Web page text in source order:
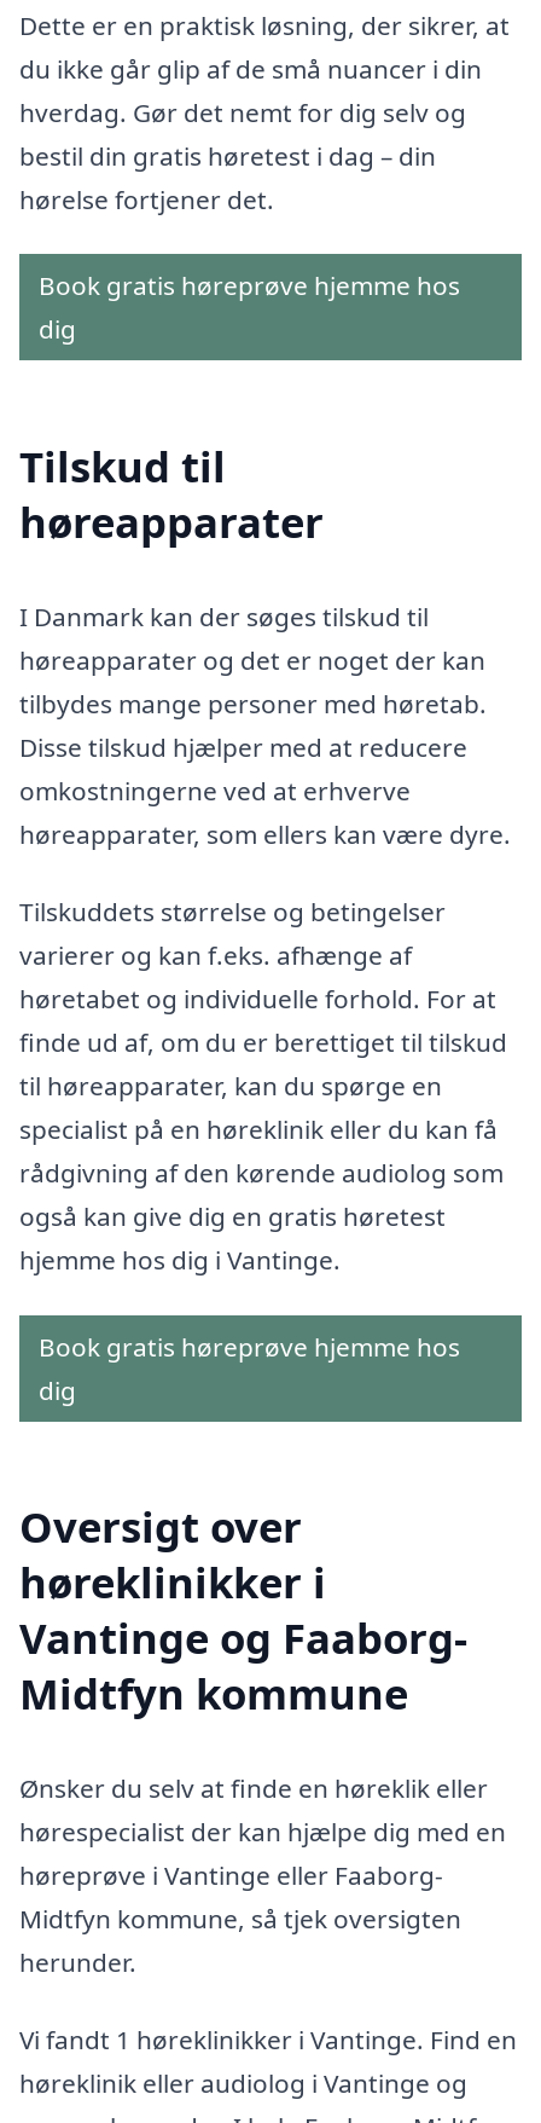
Dette er en praktisk løsning, der sikrer, at
du ikke går glip af de små nuancer i din
hverdag. Gør det nemt for dig selv og
bestil din gratis høretest i dag – din
hørelse fortjener det.
Book gratis høreprøve hjemme hos
dig
Tilskud til
høreapparater
I Danmark kan der søges tilskud til
høreapparater og det er noget der kan
tilbydes mange personer med høretab.
Disse tilskud hjælper med at reducere
omkostningerne ved at erhverve
høreapparater, som ellers kan være dyre.
Tilskuddets størrelse og betingelser
varierer og kan f.eks. afhænge af
høretabet og individuelle forhold. For at
finde ud af, om du er berettiget til tilskud
til høreapparater, kan du spørge en
specialist på en høreklinik eller du kan få
rådgivning af den kørende audiolog som
også kan give dig en gratis høretest
hjemme hos dig i Vantinge.
Book gratis høreprøve hjemme hos
dig
Oversigt over
høreklinikker i
Vantinge og Faaborg-
Midtfyn kommune
Ønsker du selv at finde en høreklik eller
hørespecialist der kan hjælpe dig med en
høreprøve i Vantinge eller Faaborg-
Midtfyn kommune, så tjek oversigten
herunder.
Vi fandt 1 høreklinikker i Vantinge. Find en
høreklinik eller audiolog i Vantinge og